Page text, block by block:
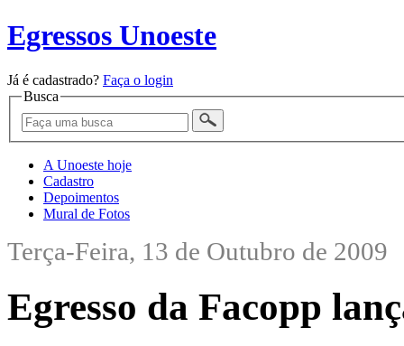
Egressos Unoeste
Já é cadastrado? Faça o login
Busca
A Unoeste hoje
Cadastro
Depoimentos
Mural de Fotos
Terça-Feira, 13 de Outubro de 2009
Egresso da Facopp